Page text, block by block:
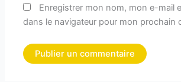
Enregistrer mon nom, mon e-mail
dans le navigateur pour mon prochain